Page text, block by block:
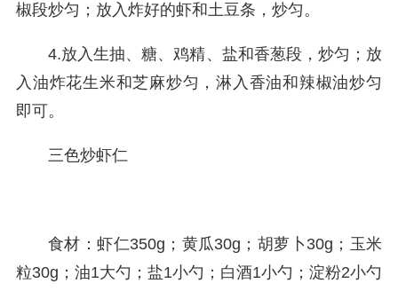
椒段炒匀；放入炸好的虾和土豆条，炒匀。
4.放入生抽、糖、鸡精、盐和香葱段，炒匀；放
入油炸花生米和芝麻炒匀，淋入香油和辣椒油炒匀
即可。
三色炒虾仁
食材：虾仁350g；黄瓜30g；胡萝卜30g；玉米
粒30g；油1大勺；盐1小勺；白酒1小勺；淀粉2小勺